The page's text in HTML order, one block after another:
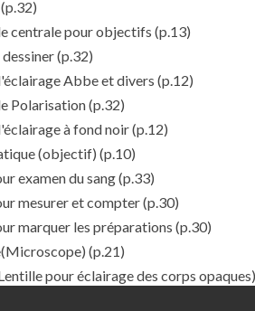
(p.32)
centrale pour objectifs (p.13)
(p.32)
Abbe et divers (p.12)
Polarisation(p.32)
à fond noir(p.12)
(objectif) (p.10)
examen du sang(p.33)
mesurer et compter(p.30)
marquer les préparations (p.30)
(p.21)
pour éclairage des corps opaques)